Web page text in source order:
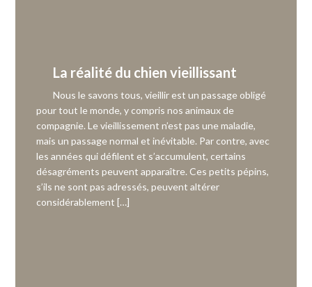
La réalité du chien vieillissant
Nous le savons tous, vieillir est un passage obligé
pour tout le monde, y compris nos animaux de
compagnie. Le vieillissement n’est pas une maladie,
mais un passage normal et inévitable. Par contre, avec
les années qui défilent et s’accumulent, certains
désagréments peuvent apparaître. Ces petits pépins,
s’ils ne sont pas adressés, peuvent altérer
considérablement […]